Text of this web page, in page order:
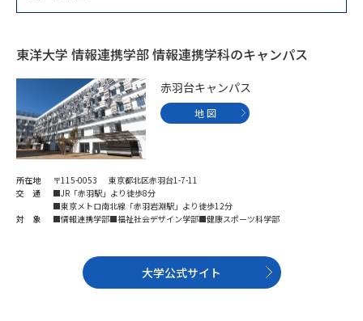
大学入学共通テスト「受験案
大学入学共通テスト「受験上の
配慮案内」の請求
幼稚園教員資格認定試験 小学校教員資格認定試験
高等学校（情報）教員資格認定
試験
大学研究 大学検索
大学で学べる内容や特徴を調べる
東洋大学 情報連携学部 情報連携学科のキャンパス
赤羽台キャンパス
地 図
所在地
〒115-0053 東京都北区赤羽台1-7-11
交 通
■JR「赤羽駅」より徒歩8分
■東京メトロ南北線「赤羽岩淵駅」より徒歩12分
対 象
■情報連携学部■福祉社会デザイン学部■健康スポーツ科学部
大学公式サイト